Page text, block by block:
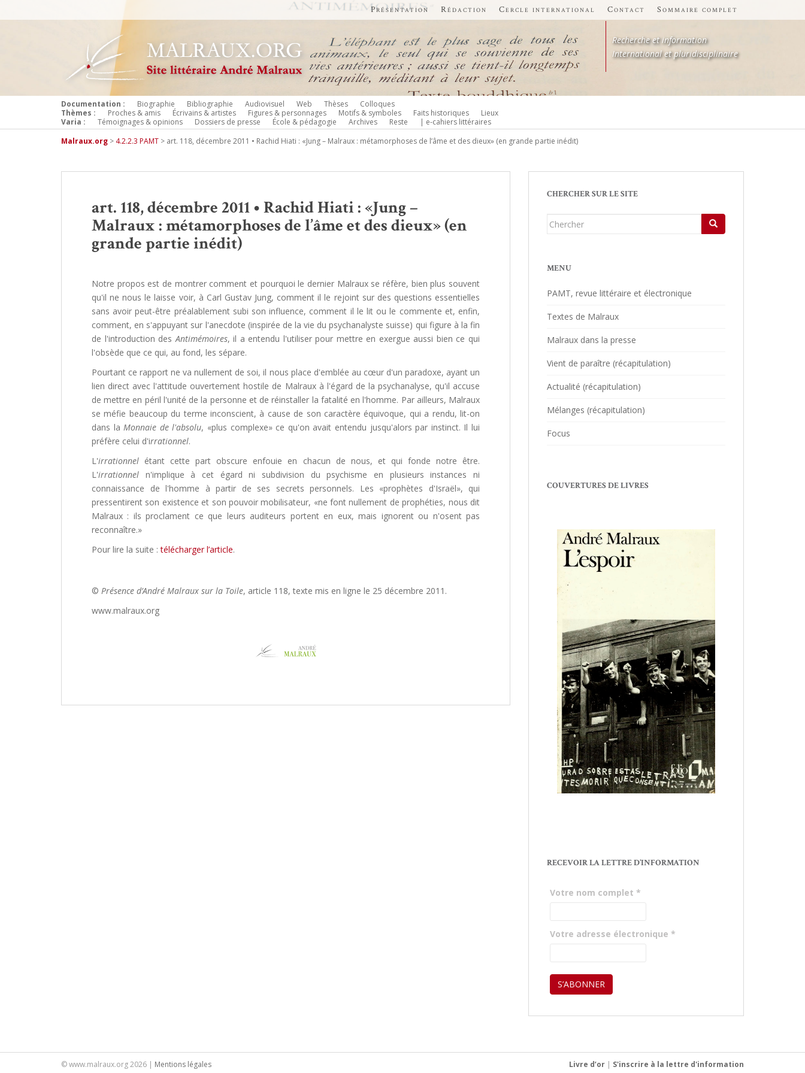
Présentation Rédaction Cercle international Contact Sommaire complet
Recherche et information
International et pluridisciplinaire
Documentation : Biographie Bibliographie Audiovisuel Web Thèses
Colloques
Thèmes :
Proches & amis Écrivains & artistes Figures & personnages Motifs & symboles Faits historiques
Lieux
Varia :
Témoignages & opinions Dossiers de presse École & pédagogie Archives Reste
| e-cahiers littéraires
Malraux.org > 4.2.2.3 PAMT > art. 118, décembre 2011 • Rachid Hiati : «Jung – Malraux : métamorphoses de l’âme et des dieux» (en grande partie inédit)
art. 118, décembre 2011 • Rachid Hiati : «Jung –
Malraux : métamorphoses de l’âme et des dieux» (en
grande partie inédit)
Notre propos est de montrer comment et pourquoi le dernier Malraux se réfère, bien plus souvent
qu'il ne nous le laisse voir, à Carl Gustav Jung, comment il le rejoint sur des questions essentielles
sans avoir peut-être préalablement subi son influence, comment il le lit ou le commente et, enfin,
comment, en s'appuyant sur l'anecdote (inspirée de la vie du psychanalyste suisse) qui figure à la fin
de l'introduction desAntimémoires, il a entendu l'utiliser pour mettre en exergue aussi bien ce qui
l'obsède que ce qui, au fond, les sépare.
Pourtant ce rapport ne va nullement de soi, il nous place d'emblée au cœur d'un paradoxe, ayant un
lien direct avec l'attitude ouvertement hostile de Malraux à l'égard de la psychanalyse, qu'il accuse
de mettre en péril l'unité de la personne et de réinstaller la fatalité en l'homme. Par ailleurs, Malraux
se méfie beaucoup du terme inconscient, à cause de son caractère équivoque, qui a rendu, lit-on
dans laMonnaie de l'absolu, «plus complexe» ce qu'on avait entendu jusqu'alors par instinct. Il lui
préfère celui d'irrationnel.
L'irrationnel étant cette part obscure enfouie en chacun de nous, et qui fonde notre être.
L'irrationnel n'implique à cet égard ni subdivision du psychisme en plusieurs instances ni
connaissance de l'homme à partir de ses secrets personnels. Les «prophètes d'Israël», qui
pressentirent son existence et son pouvoir mobilisateur, «ne font nullement de prophéties, nous dit
Malraux : ils proclament ce que leurs auditeurs portent en eux, mais ignorent ou n'osent pas
reconnaître.»
Pour lire la suite : télécharger l’article.
© Présence d’André Malraux sur la Toile, article 118, texte mis en ligne le 25 décembre 2011.
www.malraux.org
CHERCHER SUR LE SITE
Chercher...
MENU
PAMT, revue littéraire et électronique
Textes de Malraux
Malraux dans la presse
Vient de paraître (récapitulation)
Actualité (récapitulation)
Mélanges (récapitulation)
Focus
COUVERTURES DE LIVRES
RECEVOIR LA LETTRE D’INFORMATION
Votre nom complet *
Votre adresse électronique *
© www.malraux.org 2026 | Mentions légales Livre d’or | S'inscrire à la lettre d'information